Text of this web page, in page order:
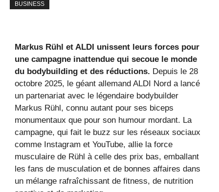
BUSINESS
Markus Rühl et ALDI unissent leurs forces pour
une campagne inattendue qui secoue le monde
du bodybuilding et des réductions. Depuis le 28
octobre 2025, le géant allemand ALDI Nord a lancé
un partenariat avec le légendaire bodybuilder
Markus Rühl, connu autant pour ses biceps
monumentaux que pour son humour mordant. La
campagne, qui fait le buzz sur les réseaux sociaux
comme Instagram et YouTube, allie la force
musculaire de Rühl à celle des prix bas, emballant
les fans de musculation et de bonnes affaires dans
un mélange rafraîchissant de fitness, de nutrition